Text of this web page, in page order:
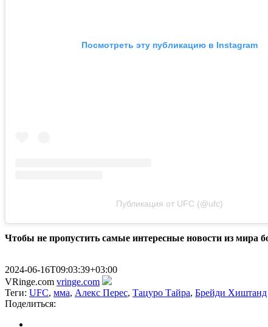
Посмотреть эту публикацию в Instagram
Публикация от UFC (@ufc)
Чтобы не пропустить самые интересные новости из мира
2024-06-16T09:03:39+03:00
VRinge.com vringe.com
Теги: UFC, мма, Алекс Перес, Тацуро Тайра, Брейди Хиштанд
Поделиться: